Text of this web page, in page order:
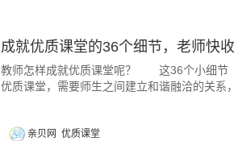
成就优质课堂的36个细节，老师快
教师怎样成就优质课堂呢？ 这36个小细
优质课堂，需要师生之间建立和谐融洽的关
亲贝网 优质课堂